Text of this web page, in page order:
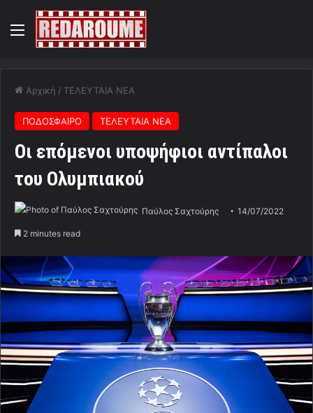
Menu
Αρχική / ΤΕΛΕΥΤΑΙΑ ΝΕΑ
ΠΟΔΟΣΦΑΙΡΟ ΤΕΛΕΥΤΑΙΑ ΝΕΑ
Οι επόμενοι υποψήφιοι αντίπαλοι
του Ολυμπιακού
Παύλος Σαχτούρης 14/07/2022
2 minutes read